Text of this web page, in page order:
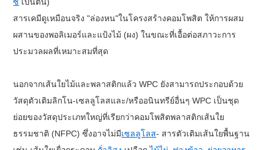
สารเคมีดูเหมือนจริง "ล่องหน"ในโครงสร้างคอมโพสิต ให้การผสม
ผสานของพอลิเมอร์และแป้งไม้ (ผง) ในขณะที่เอื้อต่อสภาวะการ
ประมวลผลที่เหมาะสมที่สุด
นอกจากเส้นใยไม้และพลาสติกแล้ว WPC ยังสามารถประกอบด้วย
วัสดุตัวเติมลิกโน-เซลลูโลสและ/หรืออนินทรีย์อื่นๆ WPC เป็นชุด
ย่อยของวัสดุประเภทใหญ่ที่เรียกว่าคอมโพสิตพลาสติกเส้นใย
ธรรมชาติ (NFPC) ซึ่งอาจไม่มีเซลลูโลส- สารตัวเติมเส้นใยพื้นฐาน